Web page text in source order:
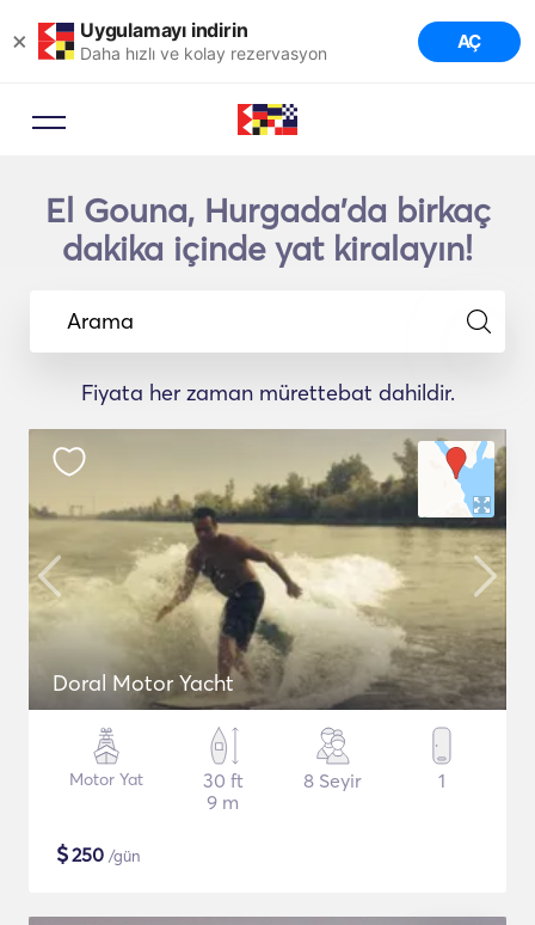
× Uygulamayı indirin
Daha hızlı ve kolay rezervasyon AÇ
El Gouna, Hurgada'da birkaç
dakika içinde yat kiralayın!
Arama
Fiyata her zaman mürettebat dahildir.
Doral Motor Yacht
Motor Yat
30 ft
9 m
8 Seyir 1
$250 /gün